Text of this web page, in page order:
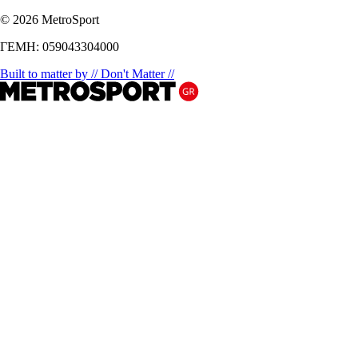
© 2026 MetroSport
ΓΕΜΗ: 059043304000
Built to matter by // Don't Matter //